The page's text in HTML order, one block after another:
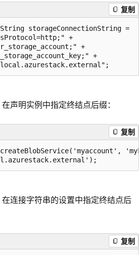
复制
storageConnectionString =
+
+
+
声明实例中指定终结点后缀：
复制
连接字符串的设置中指定终结点后
复制